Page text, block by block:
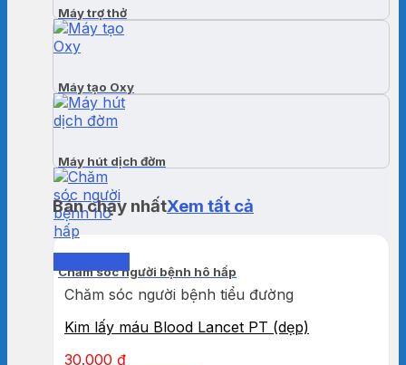
Máy trợ thở
Máy tạo Oxy
Máy hút dịch đờm
Chăm sóc người bệnh hô hấp
Bán chạy nhấtXem tất cả
Chăm sóc người bệnh tiểu đường
Kim lấy máu Blood Lancet PT (dẹp)
30.000 ₫